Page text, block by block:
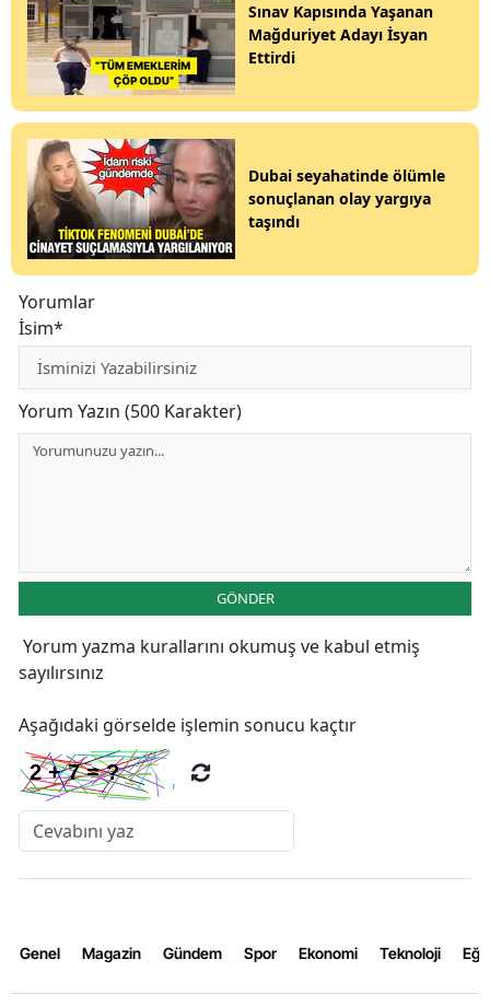
Sınav Kapısında Yaşanan
Mağduriyet Adayı İsyan
Ettirdi
Dubai seyahatinde ölümle
sonuçlanan olay yargıya
taşındı
Yorumlar
İsim*
Yorum Yazın (500 Karakter)
GÖNDER
Yorum yazma kurallarını okumuş ve kabul etmiş
sayılırsınız
Aşağıdaki görselde işlemin sonucu kaçtır
Genel Magazin Gündem Spor Ekonomi Teknoloji